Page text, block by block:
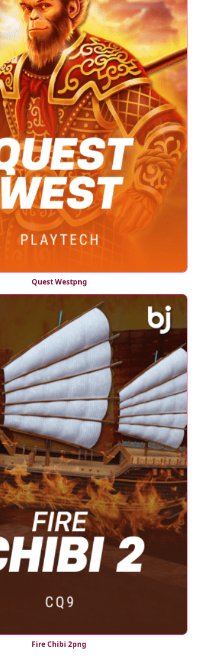
Quest Westpng
Fire Chibi 2png